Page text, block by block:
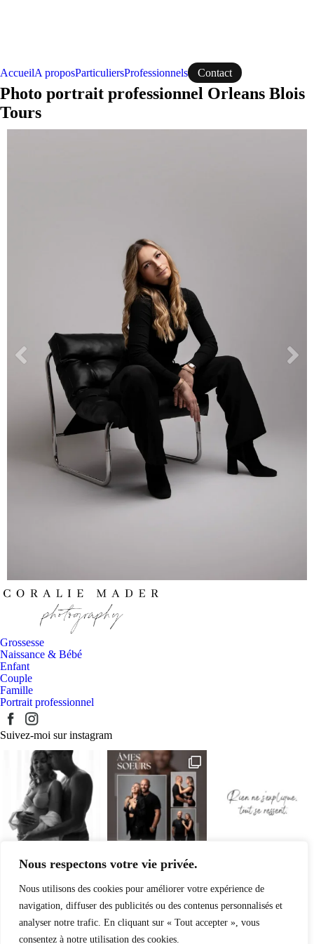
Nous respectons votre vie privée.
Nous utilisons des cookies pour améliorer votre expérience de
navigation, diffuser des publicités ou des contenus personnalisés et
analyser notre trafic. En cliquant sur « Tout accepter », vous
consentez à notre utilisation des cookies.
AccueilA proposParticuliersProfessionnels Contact
Photo portrait professionnel Orleans Blois
Tours
Grossesse
Naissance & Bébé
Enfant
Couple
Famille
Portrait professionnel
Suivez-moi sur instagram
Coralie Mader Photography
C La Raudière